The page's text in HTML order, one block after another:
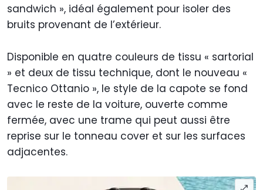
sandwich », idéal également pour isoler des
bruits provenant de l’extérieur.
Disponible en quatre couleurs de tissu « sartorial
» et deux de tissu technique, dont le nouveau «
Tecnico Ottanio », le style de la capote se fond
avec le reste de la voiture, ouverte comme
fermée, avec une trame qui peut aussi être
reprise sur le tonneau cover et sur les surfaces
adjacentes.